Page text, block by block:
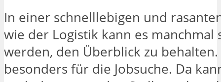
In einer schnelllebigen und
wie der Logistik kann es manchmal
werden, den Überblick zu behalten.
besonders für die Jobsuche. Da